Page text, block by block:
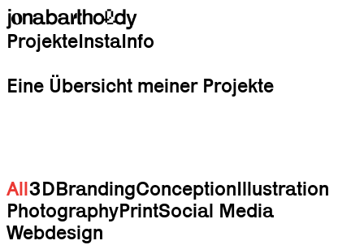
ProjekteInstaInfo
Eine Übersicht meiner Projekte
3DBrandingConceptionIllustration
PhotographyPrintSocial Media
Webdesign
All